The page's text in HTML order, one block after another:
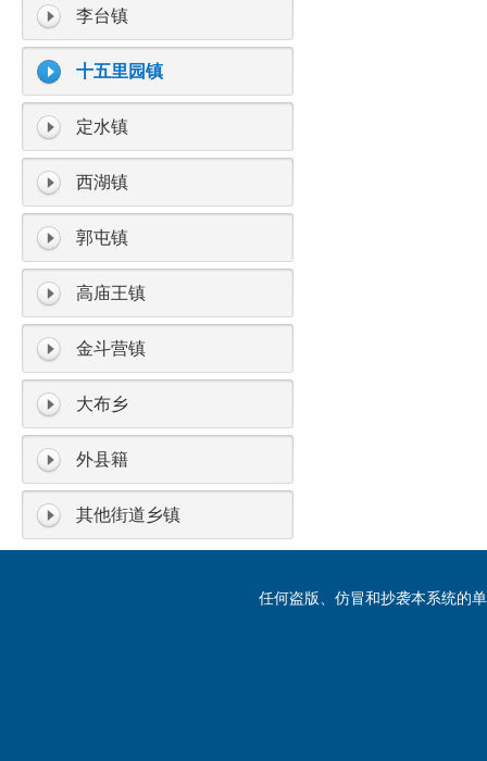
李台镇
十五里园镇
定水镇
西湖镇
郭屯镇
高庙王镇
金斗营镇
大布乡
外县籍
其他街道乡镇
任何盗版、仿冒和抄袭本系统的